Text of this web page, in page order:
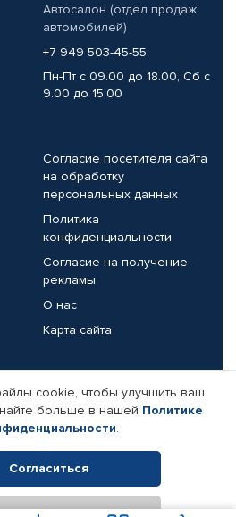
Автосалон (отдел продаж
автомобилей)
+7 949 503-45-55
Пн-Пт с 09.00 до 18.00, Сб с
9.00 до 15.00
Согласие посетителя сайта
на обработку
персональных данных
Политика
конфиденциальности
Согласие на получение
рекламы
О нас
Карта сайта
Реквизиты компании
cookie, чтобы улучшить ваш
больше в нашей Политике
.
Согласиться
Отклонить